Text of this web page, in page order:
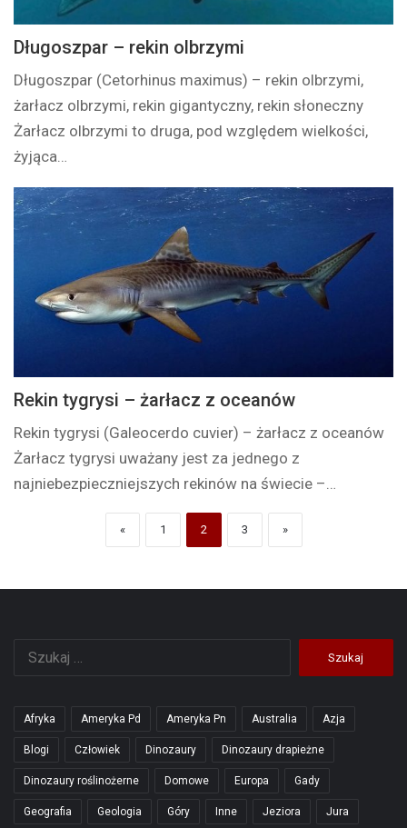
Długoszpar – rekin olbrzymi
Długoszpar (Cetorhinus maximus) – rekin olbrzymi,
żarłacz olbrzymi, rekin gigantyczny, rekin słoneczny
Żarłacz olbrzymi to druga, pod względem wielkości,
żyjąca…
Rekin tygrysi – żarłacz z oceanów
Rekin tygrysi (Galeocerdo cuvier) – żarłacz z oceanów
Żarłacz tygrysi uważany jest za jednego z
najniebezpieczniejszych rekinów na świecie –…
« 1 2 3 »
Afryka Ameryka Pd Ameryka Pn Australia Azja
Blogi Człowiek Dinozaury Dinozaury drapieżne
Dinozaury roślinożerne Domowe Europa Gady
Geografia Geologia Góry Inne Jeziora Jura